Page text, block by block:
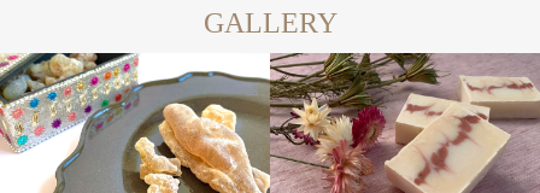
GALLERY